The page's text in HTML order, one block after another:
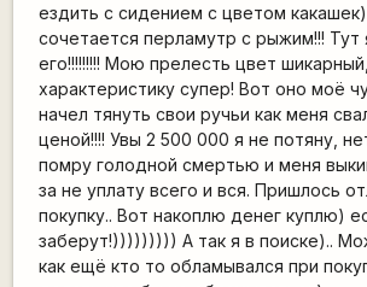
ездить с сидением с цветом
сочетается перламутр с рыжим!!! Тут
его!!!!!!!!! Мою прелесть цвет шикарный,
характеристику супер! Вот оно моё
начел тянуть свои ручьи как меня
ценой!!!! Увы 2 500 000 я не потяну,
помру голодной смертью и меня
за не уплату всего и вся. Пришлось
покупку.. Вот накоплю денег куплю)
заберут!))))))))) А так я в поиске)..
как ещё кто то обламывался при